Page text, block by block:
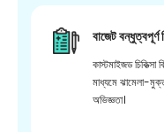
বাজেট বন্ধুত্বপূর্ণ
কাস্টমাইজড
মাধ্যমে ঝামেলা-
অভিজ্ঞতা।